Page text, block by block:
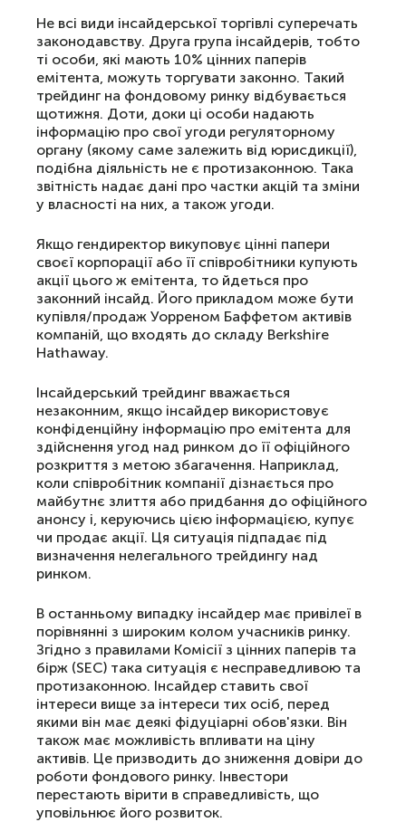
Не всі види інсайдерської торгівлі суперечать
законодавству. Друга група інсайдерів, тобто
ті особи, які мають 10% цінних паперів
емітента, можуть торгувати законно. Такий
трейдинг на фондовому ринку відбувається
щотижня. Доти, доки ці особи надають
інформацію про свої угоди регуляторному
органу (якому саме залежить від юрисдикції),
подібна діяльність не є протизаконною. Така
звітність надає дані про частки акцій та зміни
у власності на них, а також угоди.
Якщо гендиректор викуповує цінні папери
своєї корпорації або її співробітники купують
акції цього ж емітента, то йдеться про
законний інсайд. Його прикладом може бути
купівля/продаж Уорреном Баффетом активів
компаній, що входять до складу Berkshire
Hathaway.
Інсайдерський трейдинг вважається
незаконним, якщо інсайдер використовує
конфіденційну інформацію про емітента для
здійснення угод над ринком до її офіційного
розкриття з метою збагачення. Наприклад,
коли співробітник компанії дізнається про
майбутнє злиття або придбання до офіційного
анонсу і, керуючись цією інформацією, купує
чи продає акції. Ця ситуація підпадає під
визначення нелегального трейдингу над
ринком.
В останньому випадку інсайдер має привілеї в
порівнянні з широким колом учасників ринку.
Згідно з правилами Комісії з цінних паперів та
бірж (SEC) така ситуація є несправедливою та
протизаконною. Інсайдер ставить свої
інтереси вище за інтереси тих осіб, перед
якими він має деякі фідуціарні обов'язки. Він
також має можливість впливати на ціну
активів. Це призводить до зниження довіри до
роботи фондового ринку. Інвестори
перестають вірити в справедливість, що
уповільнює його розвиток.